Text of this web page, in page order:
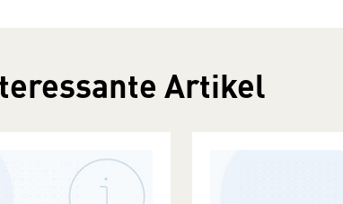
Artikel